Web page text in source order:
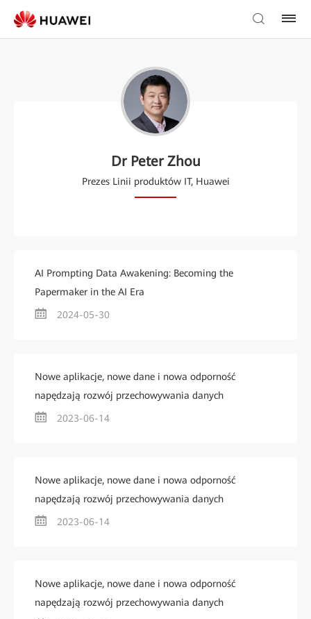
Dr Peter Zhou
Prezes Linii produktów IT, Huawei
AI Prompting Data Awakening: Becoming the
Papermaker in the AI Era
2024-05-30
Nowe aplikacje, nowe dane i nowa odporność
napędzają rozwój przechowywania danych
2023-06-14
Nowe aplikacje, nowe dane i nowa odporność
napędzają rozwój przechowywania danych
2023-06-14
Nowe aplikacje, nowe dane i nowa odporność
napędzają rozwój przechowywania danych